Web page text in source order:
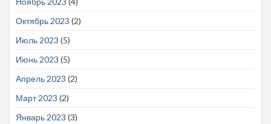
Октябрь 2023 (2)
Июль 2023 (5)
Июнь 2023 (5)
Апрель 2023 (2)
Март 2023 (2)
Январь 2023 (3)